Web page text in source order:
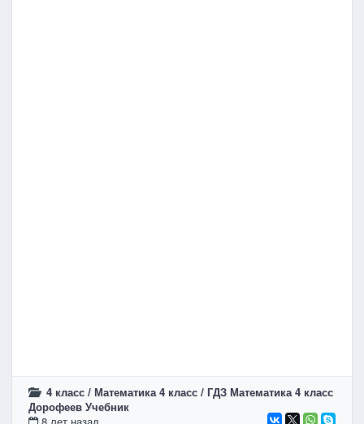
4 класс / Математика 4 класс / ГДЗ Математика 4 класс
Дорофеев Учебник